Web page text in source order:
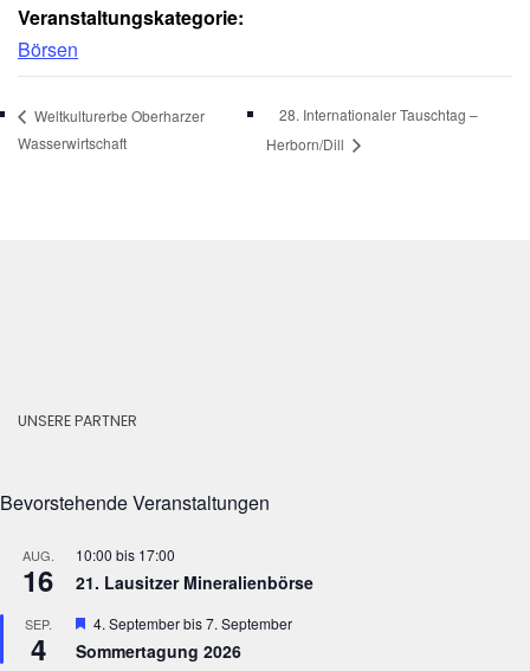
Veranstaltungskategorie:
Börsen
Weltkulturerbe Oberharzer
Wasserwirtschaft
28. Internationaler Tauschtag –
Herborn/Dill
UNSERE PARTNER
Bevorstehende Veranstaltungen
AUG.
16
10:00 bis 17:00
21. Lausitzer Mineralienbörse
SEP.
4
Hervorgehoben
4. Septemberbis7. September
Sommertagung 2026